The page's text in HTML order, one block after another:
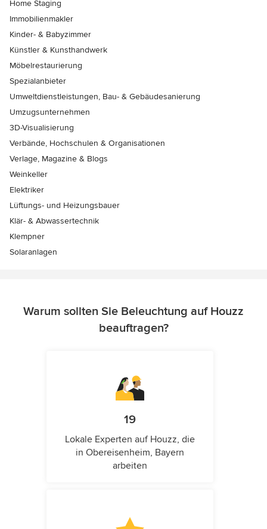
Home Staging
Immobilienmakler
Kinder- & Babyzimmer
Künstler & Kunsthandwerk
Möbelrestaurierung
Spezialanbieter
Umweltdienstleistungen, Bau- & Gebäudesanierung
Umzugsunternehmen
3D-Visualisierung
Verbände, Hochschulen & Organisationen
Verlage, Magazine & Blogs
Weinkeller
Elektriker
Lüftungs- und Heizungsbauer
Klär- & Abwassertechnik
Klempner
Solaranlagen
Warum sollten Sie Beleuchtung auf Houzz
beauftragen?
19
Lokale Experten auf Houzz, die
in Obereisenheim, Bayern
arbeiten